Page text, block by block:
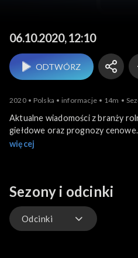
06.10.2020, 12:10
ODTWÓRZ
2020 Polska informacje 14m
Aktualne wiadomości z branży
giełdowe oraz prognozy
krajowych i zagranicznych
więcej
Sezony i odcinki
Odcinki